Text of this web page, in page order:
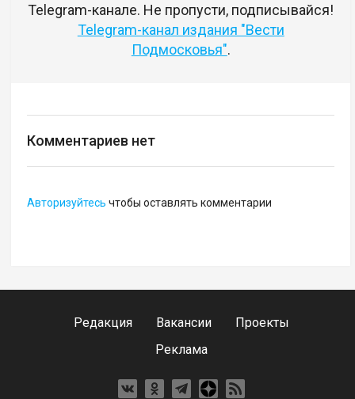
Telegram-канале. Не пропусти, подписывайся!
Telegram-канал издания "Вести
Подмосковья".
Комментариев нет
Авторизуйтесь чтобы оставлять комментарии
Редакция Вакансии
Проекты
Реклама